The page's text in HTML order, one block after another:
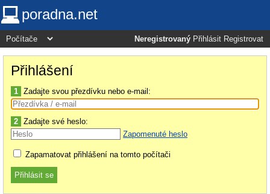
poradna.net
Neregistrovaný Přihlásit Registrovat
Přihlášení
1 Zadajte svou přezdívku nebo e-mail:
2 Zadajte své heslo:
Zapomenuté heslo
Zapamatovat přihlášení na tomto počítači